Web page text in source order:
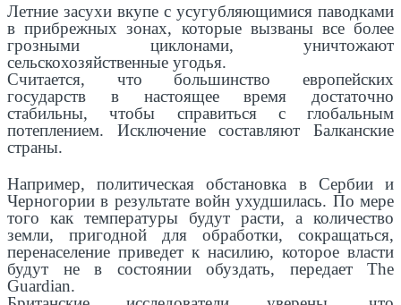
Летние засухи вкупе с усугубляющимися паводками
в прибрежных зонах, которые вызваны все более
грозными циклонами, уничтожают
сельскохозяйственные угодья.
Считается, что большинство европейских
государств в настоящее время достаточно
стабильны, чтобы справиться с глобальным
потеплением. Исключение составляют Балканские
страны.
Например, политическая обстановка в Сербии и
Черногории в результате войн ухудшилась. По мере
того как температуры будут расти, а количество
земли, пригодной для обработки, сокращаться,
перенаселение приведет к насилию, которое власти
будут не в состоянии обуздать, передает The
Guardian.